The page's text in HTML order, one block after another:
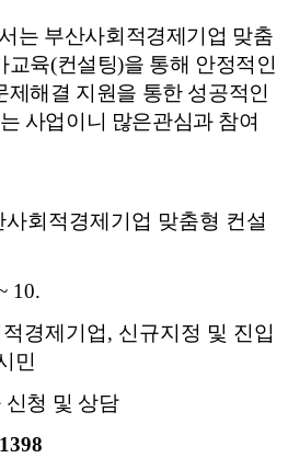
는 부산사회적경제기업 맞춤
교육(컨설팅)을 통해 안정적인
제해결 지원을 통한 성공적인
사업이니 많은관심과 참여
사회적경제기업 맞춤형 컨설
10.
경제기업, 신규지정 및 진입
민
신청 및 상담